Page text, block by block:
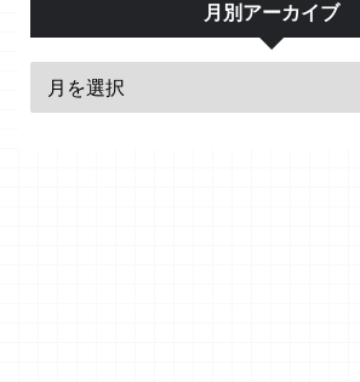
月別アーカイブ